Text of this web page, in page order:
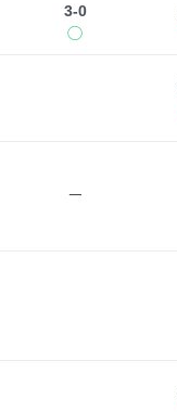
3-0
◯
ー